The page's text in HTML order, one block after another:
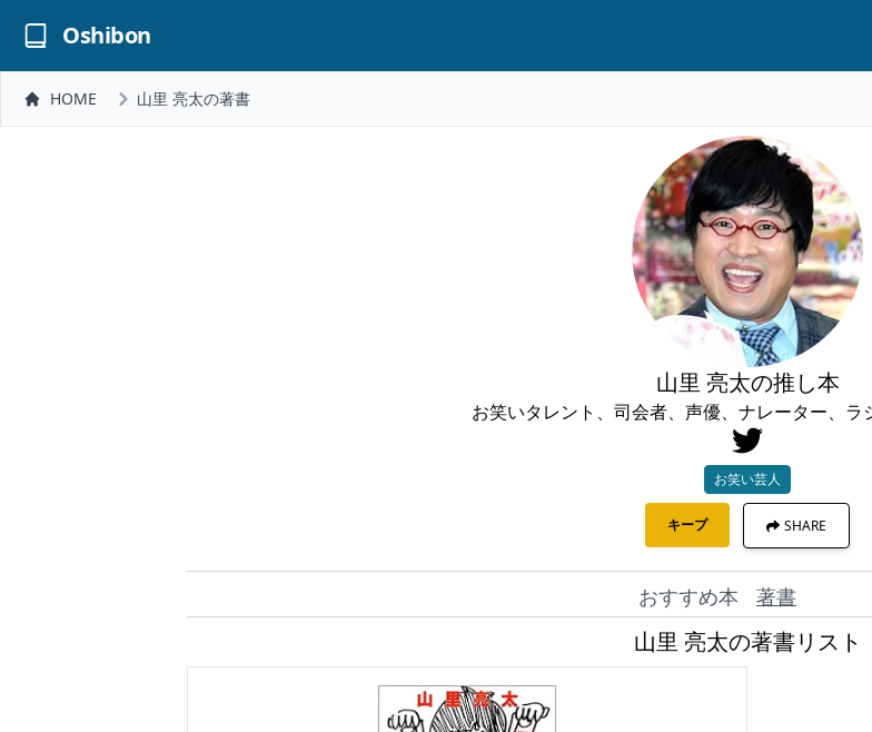
Oshibon
HOME 山里 亮太の著書
山里 亮太の推し本
お笑いタレント、司会者、声優、ナレーター、ラ
お笑い芸人
キープ SHARE
おすすめ本 著書
山里 亮太の著書リスト